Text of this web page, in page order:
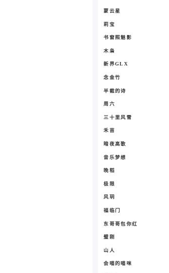
蒙云星
莉宝
书窗照魅影
木枭
新界GLX
念金竹
半截的诗
周六
三十里风雪
禾苗
暗夜高歌
音乐梦想
晚稻
极限
风玥
福临门
东哥哥包你红
璧刚
山人
会喵的喵咪